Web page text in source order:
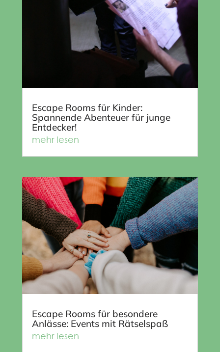
Escape Rooms für Kinder:
Spannende Abenteuer für junge
Entdecker!
mehr lesen
Escape Rooms für besondere
Anlässe: Events mit Rätselspaß
mehr lesen